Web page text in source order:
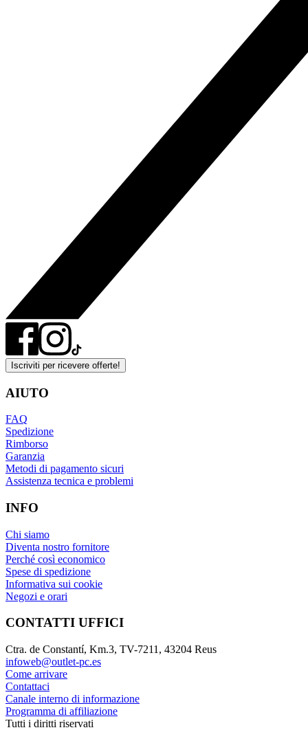
Iscriviti per ricevere offerte!
AIUTO
FAQ
Spedizione
Rimborso
Garanzia
Metodi di pagamento sicuri
Assistenza tecnica e problemi
INFO
Chi siamo
Diventa nostro fornitore
Perché così economico
Spese di spedizione
Informativa sui cookie
Negozi e orari
CONTATTI UFFICI
Ctra. de Constantí, Km.3, TV-7211, 43204 Reus
infoweb@outlet-pc.es
Come arrivare
Contattaci
Canale interno di informazione
Programma di affiliazione
Tutti i diritti riservati